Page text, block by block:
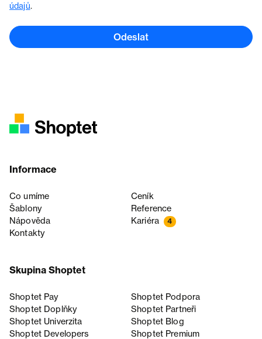
údajů.
Odeslat
Informace
Co umíme
Ceník
Šablony
Reference
Nápověda
Kariéra 4
Kontakty
Skupina Shoptet
Shoptet Pay
Shoptet Podpora
Shoptet Doplňky
Shoptet Partneři
Shoptet Univerzita
Shoptet Blog
Shoptet Developers
Shoptet Premium